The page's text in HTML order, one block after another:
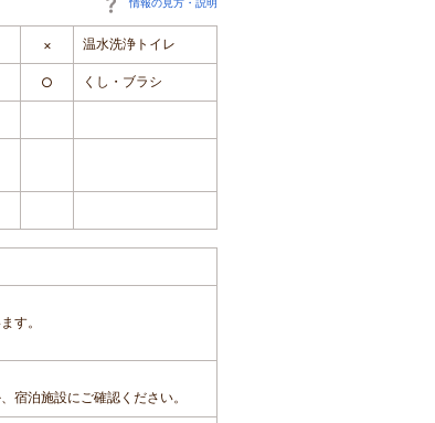
× 温水洗浄トイレ
○ くし・ブラシ
す。
宿泊施設にご確認ください。